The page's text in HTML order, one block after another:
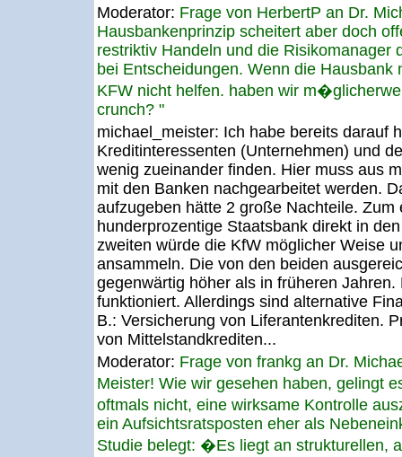
Moderator: Frage von HerbertP an Dr.
Hausbankenprinzip scheitert aber doch
restriktiv Handeln und die Risikomanager
bei Entscheidungen. Wenn die Hausbank
KFW nicht helfen. haben wir
crunch? "
michael_meister: Ich habe bereits darauf
Kreditinteressenten (Unternehmen) und
wenig zueinander finden. Hier muss aus
mit den Banken nachgearbeitet werden.
aufzugeben hätte 2 große Nachteile. Zum
hunderprozentige Staatsbank direkt in
zweiten würde die KfW möglicher Weise
ansammeln. Die von den beiden
gegenwärtig höher als in früheren
funktioniert. Allerdings sind alternative
B.: Versicherung von Liferantenkrediten.
von Mittelstandkrediten...
Moderator: Frage von frankg an Dr.
Meister! Wie wir gesehen haben, gelingt
oftmals nicht, eine wirksame Kontrolle
ein Aufsichtsratsposten eher als
Studie belegt: �Es liegt an strukturellen,